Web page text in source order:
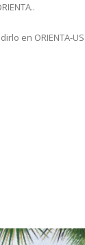
en ORIENTA-